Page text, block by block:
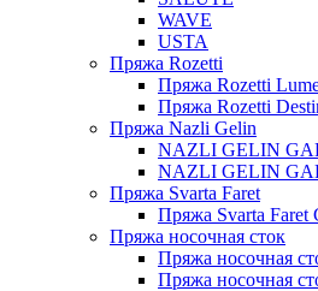
WAVE
USTA
Пряжа Rozetti
Пряжа Rozetti
Пряжа Rozetti
Пряжа Nazli Gelin
NAZLI GELIN
NAZLI GELIN
Пряжа Svarta Faret
Пряжа Svarta Faret
Пряжа носочная сток
Пряжа носочная
Пряжа носочная